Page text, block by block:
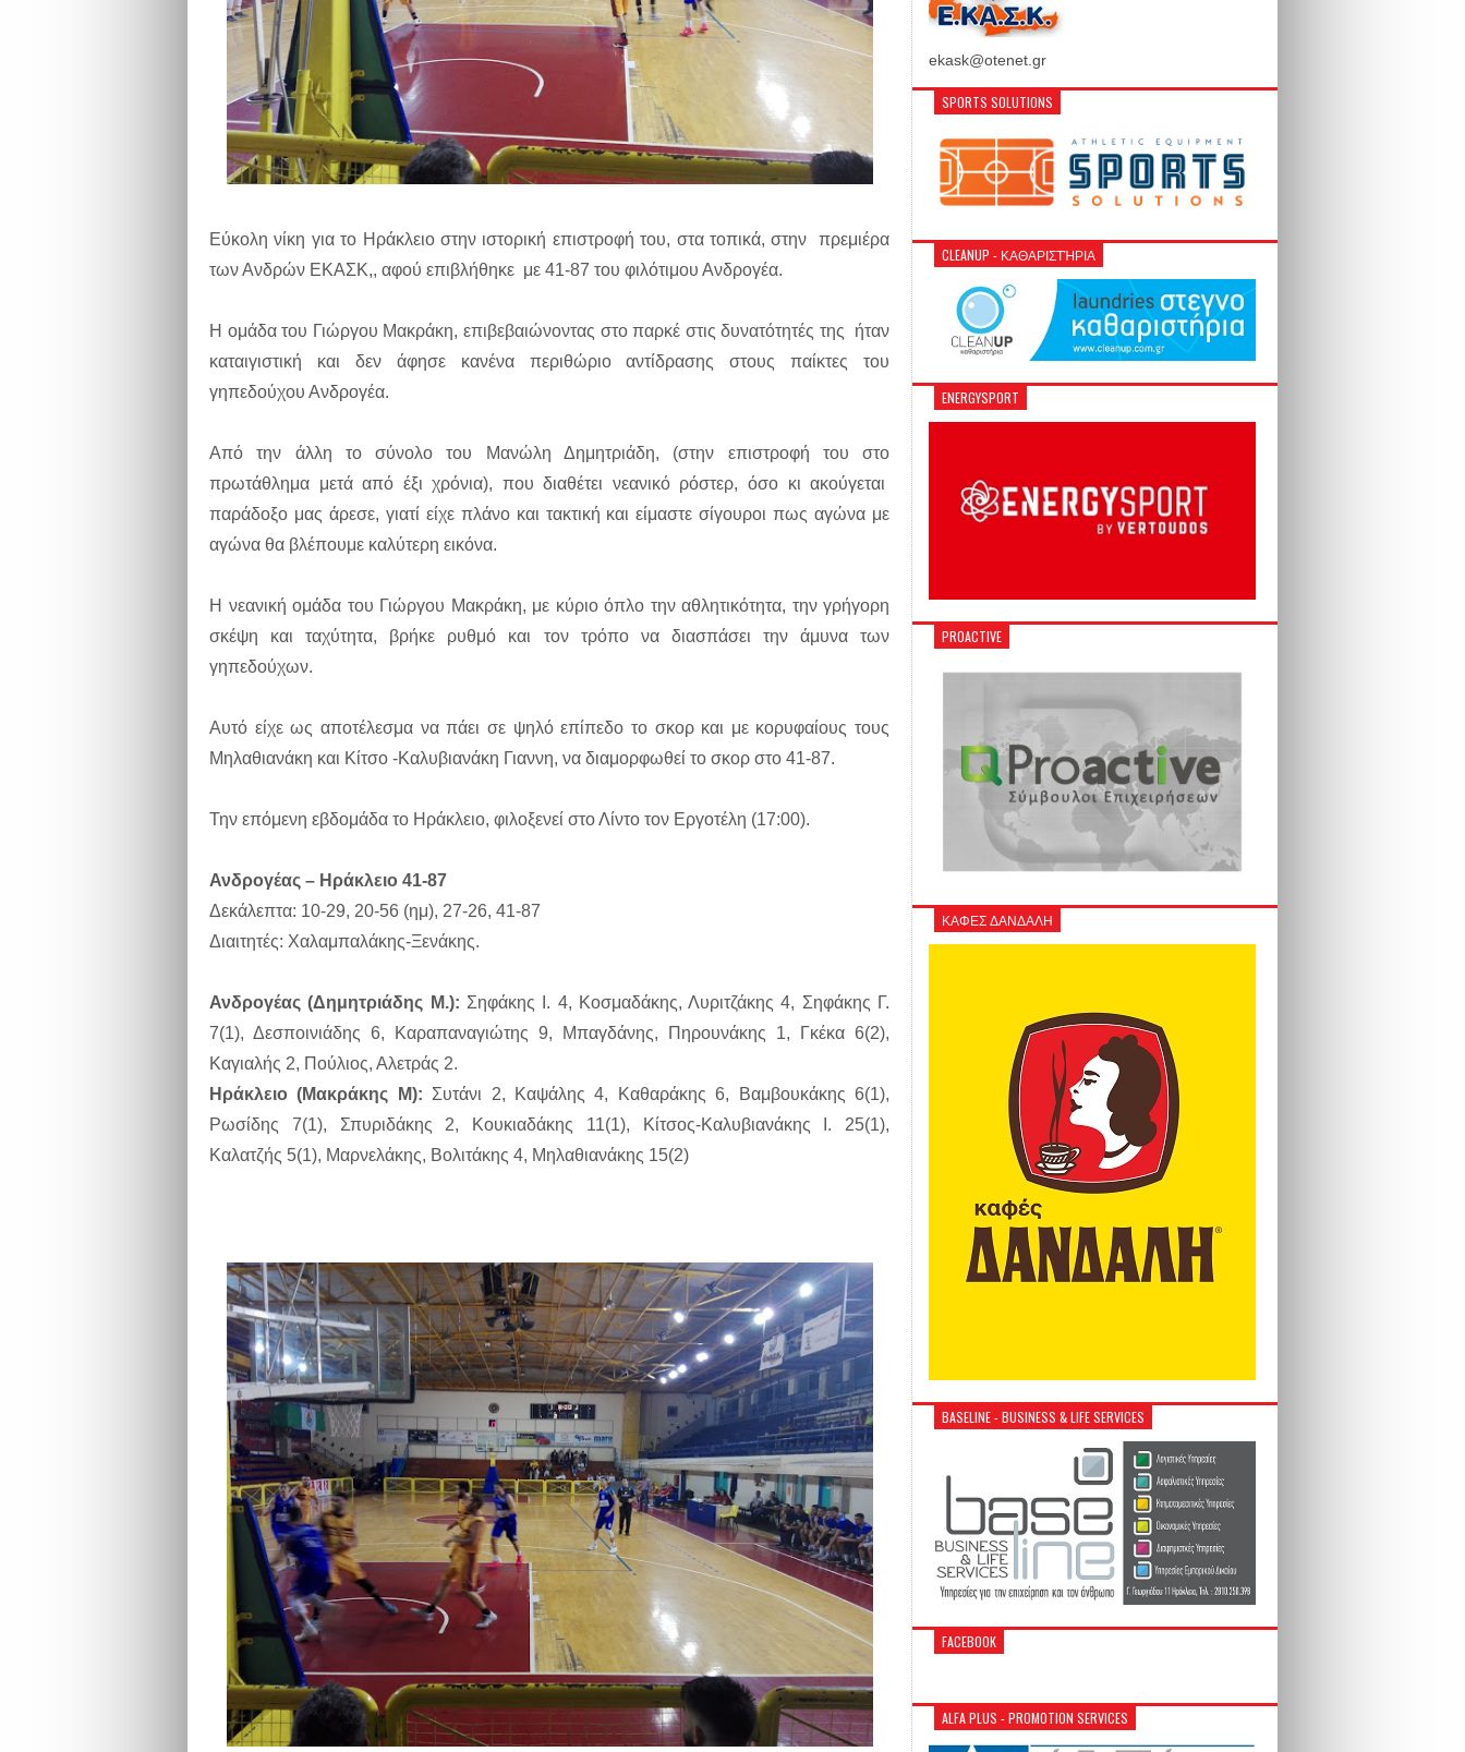
Εύκολη νίκη για το Ηράκλειο στην ιστορική επιστροφή του, στα τοπικά, στην πρεμιέρα
των Ανδρών ΕΚΑΣΚ,, αφού επιβλήθηκε με 41-87 του φιλότιμου Ανδρογέα.
Η ομάδα του Γιώργου Μακράκη, επιβεβαιώνοντας στο παρκέ στις δυνατότητές της ήταν
καταιγιστική και δεν άφησε κανένα περιθώριο αντίδρασης στους παίκτες του
γηπεδούχου Ανδρογέα.
Από την άλλη το σύνολο του Μανώλη Δημητριάδη, (στην επιστροφή του στο
πρωτάθλημα μετά από έξι χρόνια), που διαθέτει νεανικό ρόστερ, όσο κι ακούγεται
παράδοξο μας άρεσε, γιατί είχε πλάνο και τακτική και είμαστε σίγουροι πως αγώνα με
αγώνα θα βλέπουμε καλύτερη εικόνα.
Η νεανική ομάδα του Γιώργου Μακράκη, με κύριο όπλο την αθλητικότητα, την γρήγορη
σκέψη και ταχύτητα, βρήκε ρυθμό και τον τρόπο να διασπάσει την άμυνα των
γηπεδούχων.
Αυτό είχε ως αποτέλεσμα να πάει σε ψηλό επίπεδο το σκορ και με κορυφαίους τους
Μηλαθιανάκη και Κίτσο -Καλυβιανάκη Γιαννη, να διαμορφωθεί το σκορ στο 41-87.
Την επόμενη εβδομάδα το Ηράκλειο, φιλοξενεί στο Λίντο τον Εργοτέλη (17:00).
Ανδρογέας – Ηράκλειο 41-87
Δεκάλεπτα: 10-29, 20-56 (ημ), 27-26, 41-87
Διαιτητές: Χαλαμπαλάκης-Ξενάκης.
Ανδρογέας (Δημητριάδης Μ.): Σηφάκης Ι. 4, Κοσμαδάκης, Λυριτζάκης 4, Σηφάκης Γ.
7(1), Δεσποινιάδης 6, Καραπαναγιώτης 9, Μπαγδάνης, Πηρουνάκης 1, Γκέκα 6(2),
Καγιαλής 2, Πούλιος, Αλετράς 2.
Ηράκλειο (Μακράκης Μ): Συτάνι 2, Καψάλης 4, Καθαράκης 6, Βαμβουκάκης 6(1),
Ρωσίδης 7(1), Σπυριδάκης 2, Κουκιαδάκης 11(1), Κίτσος-Καλυβιανάκης Ι. 25(1),
Καλατζής 5(1), Μαρνελάκης, Βολιτάκης 4, Μηλαθιανάκης 15(2)
ekask@otenet.gr
SPORTS SOLUTIONS
CLEANUP - ΚΑΘΑΡΙΣΤΉΡΙΑ
ENERGYSPORT
PROACTIVE
ΚΑΦΕΣ ΔΑΝΔΑΛΗ
BASELINE - BUSINESS & LIFE SERVICES
FACEBOOK
ALFA PLUS - PROMOTION SERVICES